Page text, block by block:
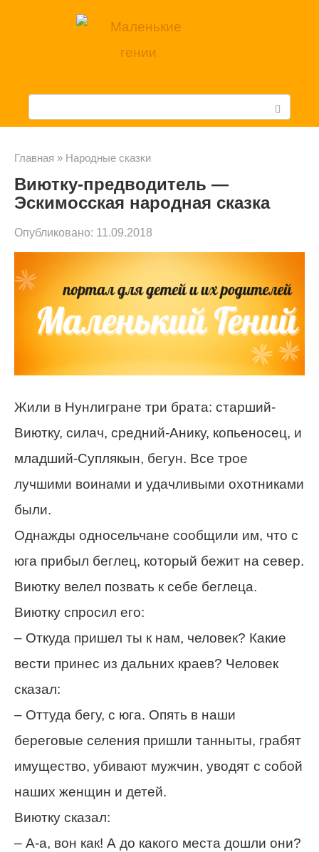
с
к
Главная » Народные сказки
Виютку-предводитель —
Эскимосская народная сказка
Опубликовано: 11.09.2018
Жили в Нунлигране три брата: старший-
Виютку, силач, средний-Анику, копьеносец, и
младший-Суплякын, бегун. Все трое
лучшими воинами и удачливыми охотниками
были.
Однажды односельчане сообщили им, что с
юга прибыл беглец, который бежит на север.
Виютку велел позвать к себе беглеца.
Виютку спросил его:
– Откуда пришел ты к нам, человек? Какие
вести принес из дальних краев? Человек
сказал:
– Оттуда бегу, с юга. Опять в наши
береговые селения пришли танныты, грабят
имущество, убивают мужчин, уводят с собой
наших женщин и детей.
Виютку сказал:
– А-а, вон как! А до какого места дошли они?